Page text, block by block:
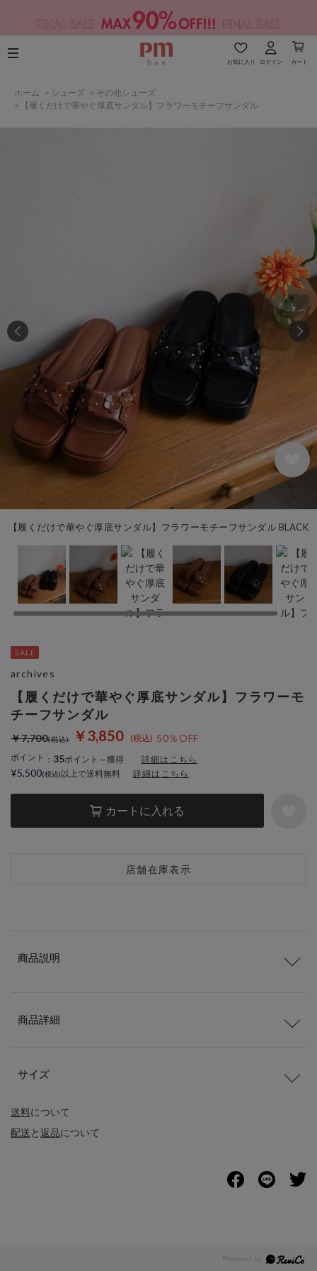
お気に入り ログイン カート
ホーム > シューズ > その他シューズ
>
【履くだけで華やぐ厚底サンダル】フラワーモチーフサンダル
【履くだけで華やぐ厚底サンダル】フラワーモチーフサンダル BLACK
【履くだけで華やぐ厚底サンダル】フラワーモ
チーフサンダル
￥3,850 50％OFF
￥7,700
ポイント ： 35ポイント～獲得 詳細はこちら
カートに入れる
店舗在庫表示
archives
¥5,500 以上で送料無料 詳細はこちら
送料について
配送と返品について
商品説明
商品詳細
サイズ